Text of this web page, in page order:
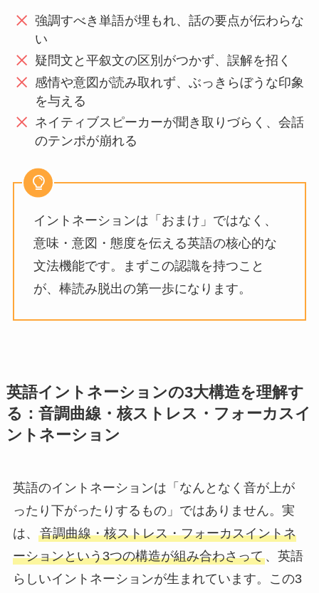
強調すべき単語が埋もれ、話の要点が伝わらな
い
疑問文と平叙文の区別がつかず、誤解を招く
感情や意図が読み取れず、ぶっきらぼうな印象
を与える
ネイティブスピーカーが聞き取りづらく、会話
のテンポが崩れる
イントネーションは「おまけ」ではなく、
意味・意図・態度を伝える英語の核心的な
文法機能です。まずこの認識を持つこと
が、棒読み脱出の第一歩になります。
英語イントネーションの3大構造を理解す
る：音調曲線・核ストレス・フォーカスイ
ントネーション
英語のイントネーションは「なんとなく音が上が
ったり下がったりするもの」ではありません。実
は、 音調曲線・核ストレス・フォーカスイントネ
ーションという3つの構造が組み合わさって、英語
らしいイントネーションが生まれています。この3